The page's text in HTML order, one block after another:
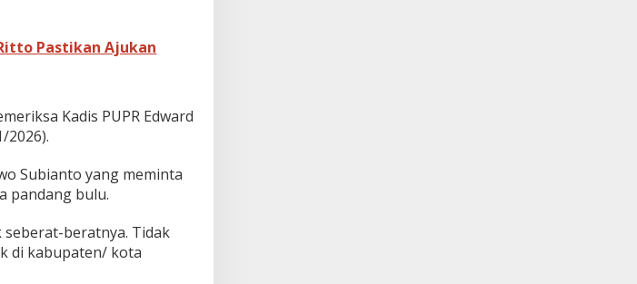
Pastikan Ajukan
Kadis PUPR Edward
2026).
Subianto yang meminta
pandang bulu.
beratnya. Tidak
di kabupaten/ kota